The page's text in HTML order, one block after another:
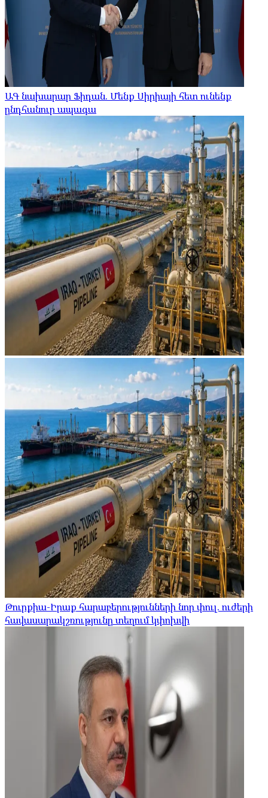
ԱԳ նախարար Ֆիդան. Մենք Սիրիայի հետ ունենք
ընդհանուր ապագա
Թուրքիա-Իրաք հարաբերությունների նոր փուլ. ուժերի
հավասարակշռությունը տեղում կփոխվի